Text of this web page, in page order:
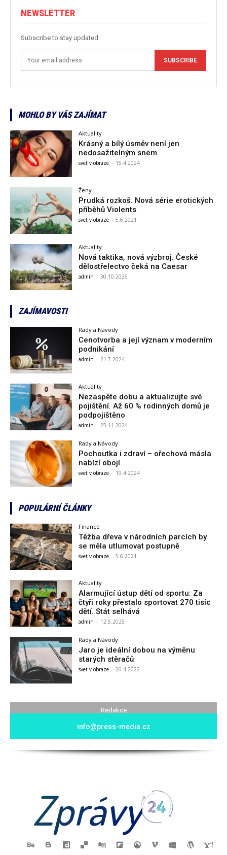
NEWSLETTER
Subscribe to stay updated.
SUBSCRIBE
MOHLO BY VÁS ZAJÍMAT
Aktuality
Krásný a bílý úsměv není jen
nedosažitelným snem
svet v obraze - 15.4.2024
Ženy
Prudká rozkoš. Nová série erotických
příběhů Violents
svet v obraze - 5.6.2021
Aktuality
Nová taktika, nová výzbroj. České
dělostřelectvo čeká na Caesar
admin - 30.10.2025
ZAJÍMAVOSTI
Rady a Návody
Cenotvorba a její význam v moderním
podnikání
admin - 21.7.2024
Aktuality
Nezaspěte dobu a aktualizujte své
pojištění. Až 60 % rodinných domů je
podpojištěno
admin - 25.11.2024
Rady a Návody
Pochoutka i zdraví – ořechová másla
nabízí obojí
svet v obraze - 19.4.2024
POPULÁRNÍ ČLÁNKY
Finance
Těžba dřeva v národních parcích by
se měla utlumovat postupně
svet v obraze - 5.6.2021
Aktuality
Alarmující ústup dětí od sportu: Za
čtyři roky přestalo sportovat 270 tisíc
dětí. Stát selhává
admin - 12.5.2025
Rady a Návody
Jaro je ideální dobou na výměnu
starých stěračů
svet v obraze - 26.4.2022
Redakce
info@press-media.cz
Zprávy